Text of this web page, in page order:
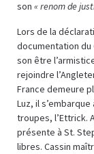
son « renom de
Lors de la
documentation du
son être
rejoindre
France demeure
Luz, il
troupes, l’Ettrick.
présente à St.
libres. Cassin